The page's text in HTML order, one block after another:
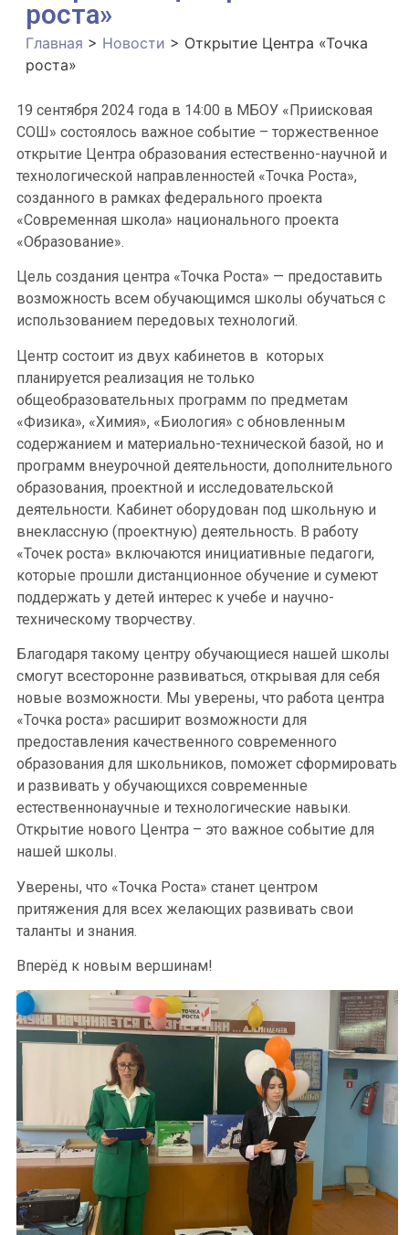
роста»
Главная > Новости > Открытие Центра «Точка
роста»
19 сентября 2024 года в 14:00 в МБОУ «Приисковая
СОШ» состоялось важное событие – торжественное
открытие Центра образования естественно-научной и
технологической направленностей «Точка Роста»,
созданного в рамках федерального проекта
«Современная школа» национального проекта
«Образование».
Цель создания центра «Точка Роста» — предоставить
возможность всем обучающимся школы обучаться с
использованием передовых технологий.
Центр состоит из двух кабинетов в которых
планируется реализация не только
общеобразовательных программ по предметам
«Физика», «Химия», «Биология» с обновленным
содержанием и материально-технической базой, но и
программ внеурочной деятельности, дополнительного
образования, проектной и исследовательской
деятельности. Кабинет оборудован под школьную и
внеклассную (проектную) деятельность. В работу
«Точек роста» включаются инициативные педагоги,
которые прошли дистанционное обучение и сумеют
поддержать у детей интерес к учебе и научно-
техническому творчеству.
Благодаря такому центру обучающиеся нашей школы
смогут всесторонне развиваться, открывая для себя
новые возможности. Мы уверены, что работа центра
«Точка роста» расширит возможности для
предоставления качественного современного
образования для школьников, поможет сформировать
и развивать у обучающихся современные
естественнонаучные и технологические навыки.
Открытие нового Центра – это важное событие для
нашей школы.
Уверены, что «Точка Роста» станет центром
притяжения для всех желающих развивать свои
таланты и знания.
Вперёд к новым вершинам!